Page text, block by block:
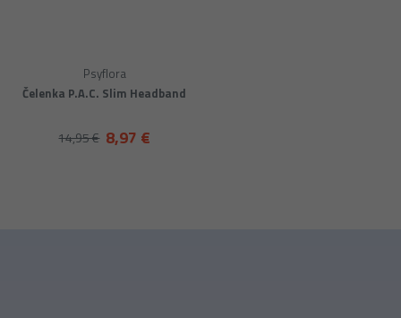
Čelenka P.A.C. Slim Headband
Psyflora
8,97 €
14,95 €